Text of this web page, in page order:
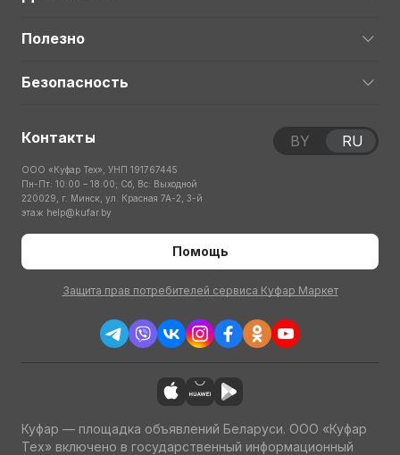
Полезно
Безопасность
Контакты
ООО «Куфар Тех», УНП 191767445
Пн-Пт: 10:00 – 18:00; Сб, Вс: Выходной
220029, г. Минск, ул. Красная 7А-2, 3-й
этаж help@kufar.by
Помощь
Защита прав потребителей сервиса Куфар Маркет
BY RU
Куфар — площадка объявлений Беларуси. ООО «Куфар
Тех» включено в государственный информационный